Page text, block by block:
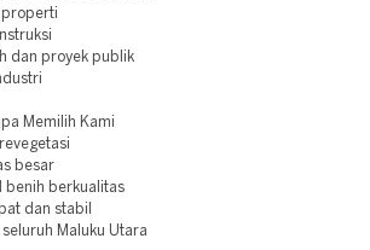
properti
dan proyek publik
Memilih Kami
besar
benih berkualitas
dan stabil
seluruh Maluku Utara